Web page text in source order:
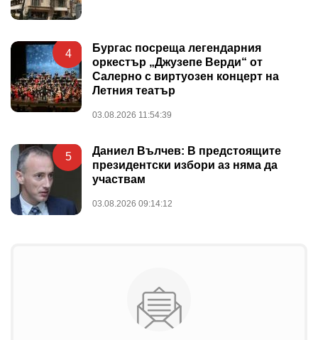
4
Бургас посреща легендарния
оркестър „Джузепе Верди“ от
Салерно с виртуозен концерт на
Летния театър
03.08.2026 11:54:39
5
Даниел Вълчев: В предстоящите
президентски избори аз няма да
участвам
03.08.2026 09:14:12